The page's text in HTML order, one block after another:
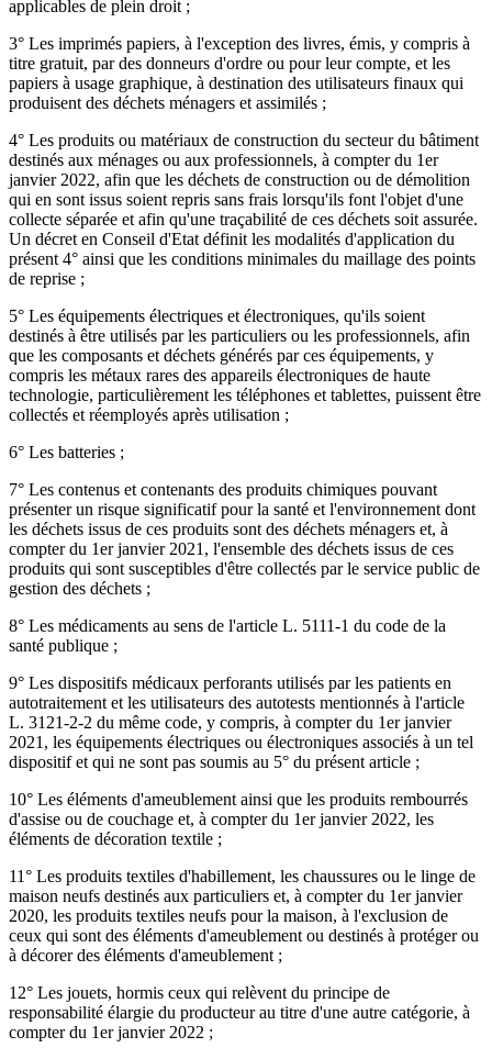
applicables de plein droit ;
3° Les imprimés papiers, à l'exception des livres, émis, y compris à
titre gratuit, par des donneurs d'ordre ou pour leur compte, et les
papiers à usage graphique, à destination des utilisateurs finaux qui
produisent des déchets ménagers et assimilés ;
4° Les produits ou matériaux de construction du secteur du bâtiment
destinés aux ménages ou aux professionnels, à compter du 1er
janvier 2022, afin que les déchets de construction ou de démolition
qui en sont issus soient repris sans frais lorsqu'ils font l'objet d'une
collecte séparée et afin qu'une traçabilité de ces déchets soit assurée.
Un décret en Conseil d'Etat définit les modalités d'application du
présent 4° ainsi que les conditions minimales du maillage des points
de reprise ;
5° Les équipements électriques et électroniques, qu'ils soient
destinés à être utilisés par les particuliers ou les professionnels, afin
que les composants et déchets générés par ces équipements, y
compris les métaux rares des appareils électroniques de haute
technologie, particulièrement les téléphones et tablettes, puissent être
collectés et réemployés après utilisation ;
6° Les batteries ;
7° Les contenus et contenants des produits chimiques pouvant
présenter un risque significatif pour la santé et l'environnement dont
les déchets issus de ces produits sont des déchets ménagers et, à
compter du 1er janvier 2021, l'ensemble des déchets issus de ces
produits qui sont susceptibles d'être collectés par le service public de
gestion des déchets ;
8° Les médicaments au sens de l'article L. 5111-1 du code de la
santé publique ;
9° Les dispositifs médicaux perforants utilisés par les patients en
autotraitement et les utilisateurs des autotests mentionnés à l'article
L. 3121-2-2 du même code, y compris, à compter du 1er janvier
2021, les équipements électriques ou électroniques associés à un tel
dispositif et qui ne sont pas soumis au 5° du présent article ;
10° Les éléments d'ameublement ainsi que les produits rembourrés
d'assise ou de couchage et, à compter du 1er janvier 2022, les
éléments de décoration textile ;
11° Les produits textiles d'habillement, les chaussures ou le linge de
maison neufs destinés aux particuliers et, à compter du 1er janvier
2020, les produits textiles neufs pour la maison, à l'exclusion de
ceux qui sont des éléments d'ameublement ou destinés à protéger ou
à décorer des éléments d'ameublement ;
12° Les jouets, hormis ceux qui relèvent du principe de
responsabilité élargie du producteur au titre d'une autre catégorie, à
compter du 1er janvier 2022 ;